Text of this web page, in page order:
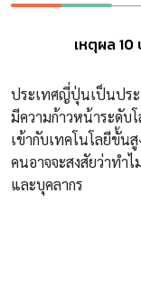
เหตุผล
ประเทศญี่ปุ่นเป็นประ
มีความก้าวหน้าระดับ
เข้ากับเทคโนโลยีขั้
คนอาจจะสงสัยว่าท
และบุคลากร